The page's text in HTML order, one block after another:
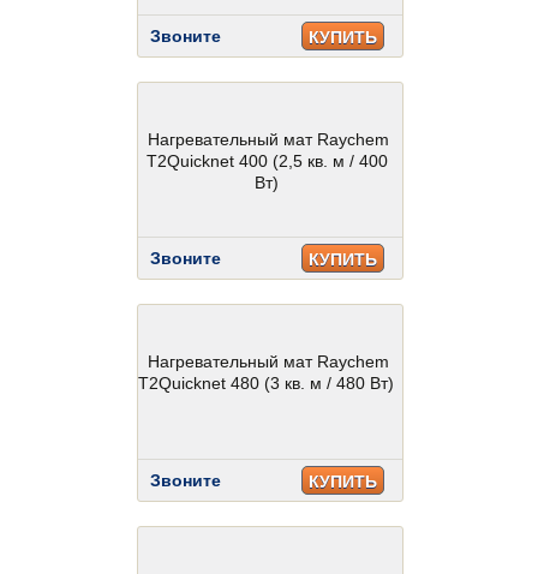
Звоните КУПИТЬ
Нагревательный мат Raychem
T2Quicknet 400 (2,5 кв. м / 400
Вт)
Звоните КУПИТЬ
Нагревательный мат Raychem
T2Quicknet 480 (3 кв. м / 480 Вт)
Звоните КУПИТЬ